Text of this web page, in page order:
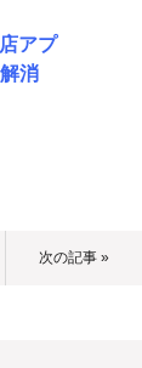
アプ
消
次の記事 »